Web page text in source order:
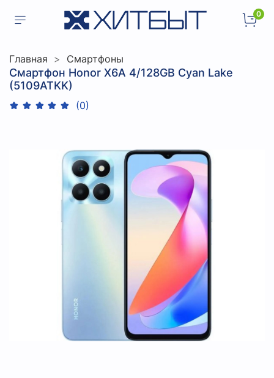
0
Главная Смартфоны
Смартфон Honor X6A 4/128GB Cyan Lake
(5109ATKK)
(0)